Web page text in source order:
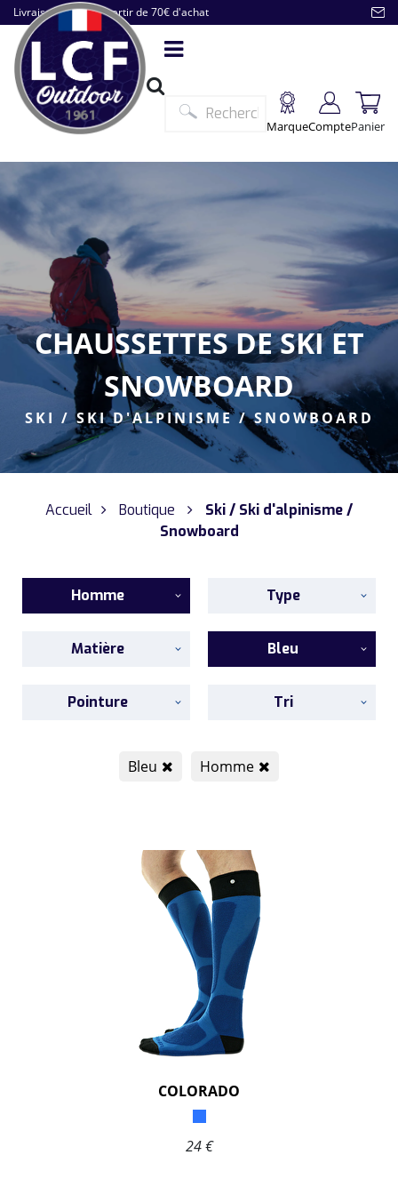
Livraison offerte à partir de 70€ d'achat
MarqueComptePanier
CHAUSSETTES DE SKI ET
SNOWBOARD
SKI / SKI D'ALPINISME / SNOWBOARD
Accueil Boutique
Ski / Ski d'alpinisme /
Snowboard
Homme Type
Matière Bleu
Pointure Tri
Bleu Homme
COLORADO
24 €